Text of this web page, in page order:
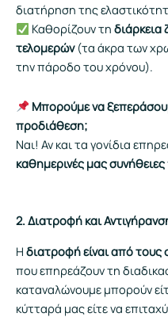
διατήρηση της
Καθορίζουν τη
τελομερών(τα άκρα των
την πάροδο του χρόνου).
Μπορούμε να
προδιάθεση;
Ναι! Αν και τα γονίδια
καθημερινές μας συνήθειες
2. Διατροφή και
Η διατροφή είναι από
που επηρεάζουν τη
καταναλώνουμε μπορούν
κύτταρά μας είτε να